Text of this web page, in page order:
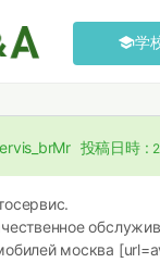
学
投稿日時 :
москва